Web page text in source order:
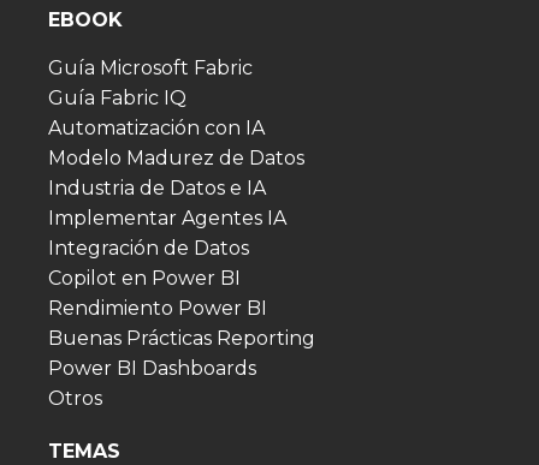
EBOOK
Guía Microsoft Fabric
Guía Fabric IQ
Automatización con IA
Modelo Madurez de Datos
Industria de Datos e IA
Implementar Agentes IA
Integración de Datos
Copilot en Power BI
Rendimiento Power BI
Buenas Prácticas Reporting
Power BI Dashboards
Otros
TEMAS